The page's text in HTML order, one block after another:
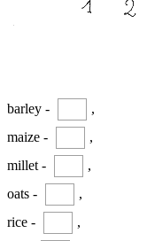
barley -
,
maize -
,
millet -
,
oats -
,
rice -
,